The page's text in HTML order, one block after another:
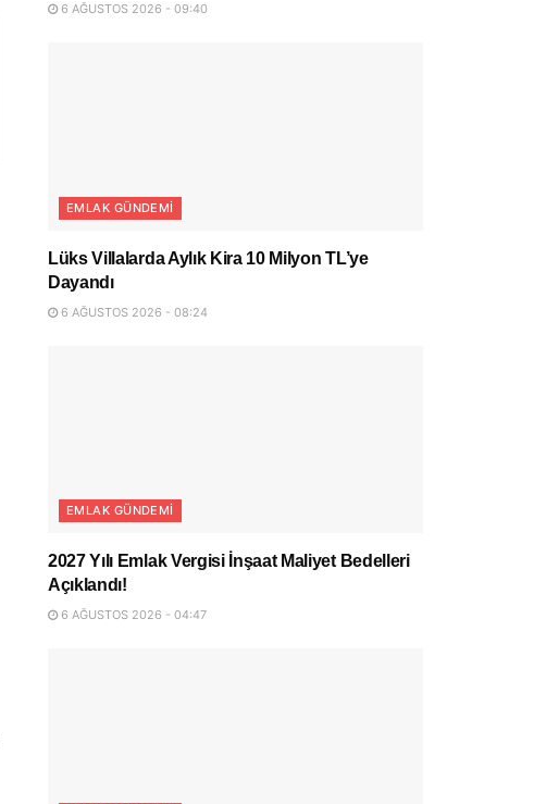
6 AĞUSTOS 2026 - 09:40
EMLAK GÜNDEMI
Lüks Villalarda Aylık Kira 10 Milyon TL’ye
Dayandı
6 AĞUSTOS 2026 - 08:24
EMLAK GÜNDEMI
2027 Yılı Emlak Vergisi İnşaat Maliyet Bedelleri
Açıklandı!
6 AĞUSTOS 2026 - 04:47